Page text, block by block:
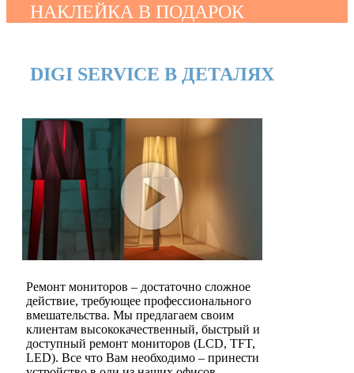
НАКЛЕЙКА В ПОДАРОК
DIGI SERVICE В ДЕТАЛЯХ
Ремонт мониторов – достаточно сложное
действие, требующее профессионального
вмешательства. Мы предлагаем своим
клиентам высококачественный, быстрый и
доступный ремонт мониторов (LCD, TFT,
LED). Все что Вам необходимо – принести